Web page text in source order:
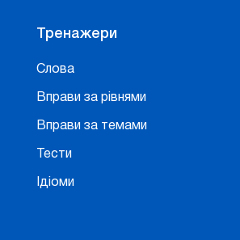
Тренажери
Слова
Вправи за рівнями
Вправи за темами
Тести
Ідіоми